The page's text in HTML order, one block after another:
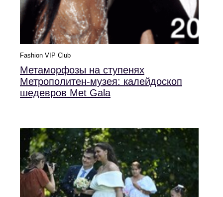
Fashion VIP Club
Метаморфозы на ступенях
Метрополитен-музея: калейдоскоп
шедевров Met Gala